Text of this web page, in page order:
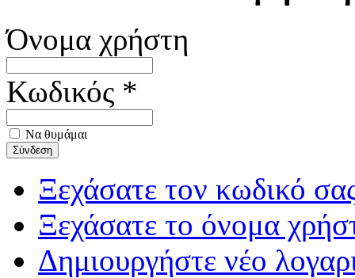
Όνομα χρήστη
Κωδικός *
Να θυμάμαι
Ξεχάσατε τον κωδικό
Ξεχάσατε το όνομα
Δημιουργήστε νέο